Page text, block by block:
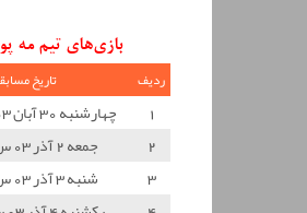
بازی‌های تیم مه پویان
ردیف تاریخ
1 چهارشنبه 30 آبان 03 س 15:00
2
جمعه 2 آذر 03 س 15:00
3
شنبه 3 آذر 03 س 15:00